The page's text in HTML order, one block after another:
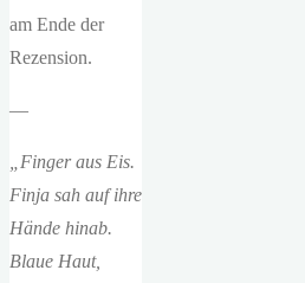
am Ende der
Rezension.
—
„Finger aus Eis.
Finja sah auf ihre
Hände hinab.
Blaue Haut,